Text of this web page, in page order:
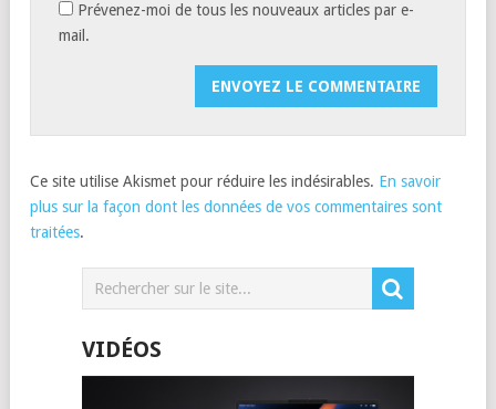
Prévenez-moi de tous les nouveaux articles par e-
mail.
Ce site utilise Akismet pour réduire les indésirables. En savoir
plus sur la façon dont les données de vos commentaires sont
traitées.
VIDÉOS